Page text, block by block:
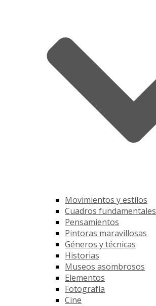
Movimientos y estilos
Cuadros fundamentales
Pensamientos
Pintoras maravillosas
Géneros y técnicas
Historias
Museos asombrosos
Elementos
Fotografía
Cine